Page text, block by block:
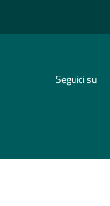
Seguici su